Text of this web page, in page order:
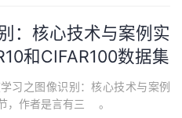
：核心技术与案例实
CIFAR10和CIFAR100数据集
习之图像识别：核心技术与案例
，作者是言有三 。